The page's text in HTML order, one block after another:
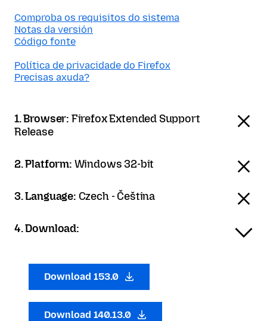
Comproba os requisitos do sistema
Notas da versión
Código fonte
Política de privacidade do Firefox
Precisas axuda?
1. Browser: Firefox Extended Support
Release
2. Platform: Windows 32-bit
3. Language: Czech - Čeština
4. Download:
Download 153.0
Download 140.13.0